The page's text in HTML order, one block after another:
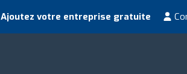
Ajoutez votre entreprise gratuite